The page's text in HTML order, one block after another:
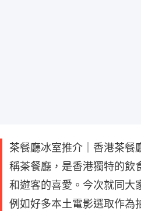
茶餐廳冰室推介｜香港茶餐
稱茶餐廳，是香港獨特的飲
和遊客的喜愛。今次就同大
例如好多本土電影選取作為